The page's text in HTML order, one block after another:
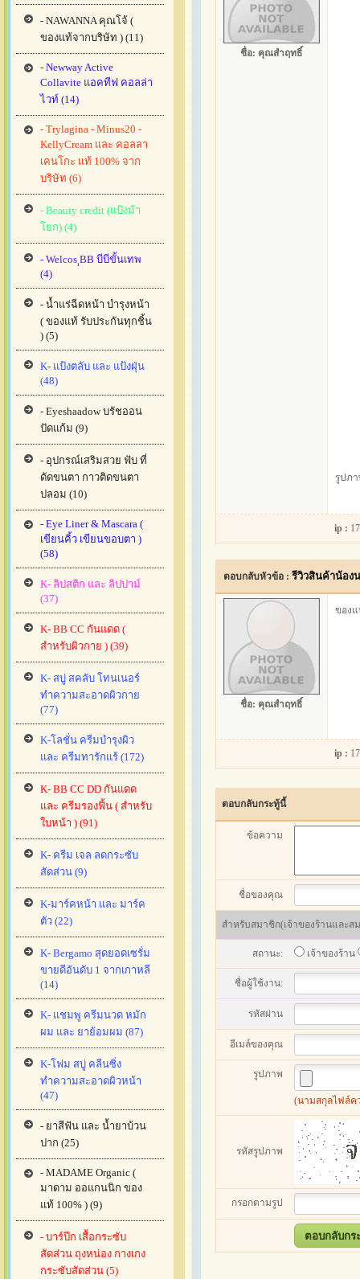
- NAWANNA คุณโจ้ (
ของแท้จากบริษัท ) (11)
- Newway Active
Collavite แอคทีฟ คอลล่า
ไวท์ (14)
- Trylagina - Minus20 -
KellyCream และ คอลลา
เคนโกะ แท้ 100% จาก
บริษัท (6)
- Beauty credit (แป้งม้า
โยก) (4)
- Welcos ฺฺBB บีบีขั้นเทพ
(4)
- น้ำแร่ฉีดหน้า บำรุงหน้า
( ของแท้ รับประกันทุกชิ้น
) (5)
K- แป้งตลับ และ แป้งฝุ่น
(48)
- Eyeshaadow บรัชออน
ปัดแก้ม (9)
- อุปกรณ์เสริมสวย ฟับ ที่
ดัดขนตา กาวติดขนตา
ปลอม (10)
- Eye Liner & Mascara (
เขียนคิ้ว เขียนขอบตา )
(58)
K- ลิปสติก และ ลิปปาม์
(37)
K- BB CC กันแดด (
สำหรับผิวกาย ) (39)
K- สบู่ สคลับ โทนเนอร์
ทำความสะอาดผิวกาย
(77)
K-โลชั่น ครีมบำรุงผิว
และ ครีมทารักแร้ (172)
K- BB CC DD กันแดด
และ ครีมรองฟิ้น ( สำหรับ
ใบหน้า ) (91)
K- ครีม เจล ลดกระซับ
สัดส่วน (9)
K-มาร์คหน้า และ มาร์ค
ตัว (22)
K- Bergamo สุดยอดเซรั่ม
ขายดีอันดับ 1 จากเกาหลี
(14)
K- แชมพู ครีมนวด หมัก
ผม และ ยาย้อมผม (87)
K-โฟม สบู่ คลีนซิ่ง
ทำความสะอาดผิวหน้า
(47)
- ยาสีฟัน และ น้ำยาบ้วน
ปาก (25)
- MADAME Organic (
มาดาม ออแกนนิก ของ
แท้ 100% ) (9)
- บาร์ปีก เสื้อกระซับ
สัดส่วน ถุงหน่อง กางเกง
กระซับสัดส่วน (5)
ชื่อ: คุณสำฤทธิ์
รูปภ
ip :
ตอบกลับหัวข้อ : รีวิวสินค้าน้อง
ชื่อ: คุณสำฤทธิ์
ของ
ip :
ตอบกลับกระทู้นี้
ข้อความ
ชื่อของคุณ
สำหรับสมาชิก(เจ้าของร้านและ
สถานะ: เจ้าของร้าน
ชื่อผู้ใช้งาน:
รหัสผ่าน
อีเมล์ของคุณ
รูปภาพ
(นามสกุลไฟล์คว
รหัสรูปภาพ
กรอกตามรูป